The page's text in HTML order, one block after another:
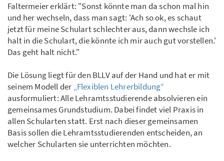
Faltermeier erklärt: "Sonst könnte man da schon mal hin
und her wechseln, dass man sagt: 'Ach so ok, es schaut
jetzt für meine Schulart schlechter aus, dann wechsle ich
halt in die Schulart, die könnte ich mir auch gut vorstellen.'
Das geht halt nicht."
Die Lösung liegt für den BLLV auf der Hand und hat er mit
seinem Modell der „Flexiblen Lehrerbildung“
ausformuliert: Alle Lehramtsstudierende absolvieren ein
gemeinsames Grundstudium. Dabei findet viel Praxis in
allen Schularten statt. Erst nach dieser gemeinsamen
Basis sollen die Lehramtsstudierenden entscheiden, an
welcher Schularten sie unterrichten möchten.